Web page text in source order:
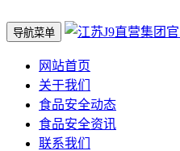
导航菜单
网站首页
关于我们
食品安全动态
食品安全资讯
联系我们